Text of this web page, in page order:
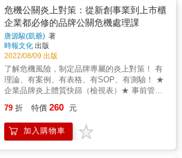
鈔機」的十一條金律 & 如果你是學生，奧格威
帶領你學習如何思考與行動。 如果你是小資創
業者，奧格威分享他如何爭取客戶，從零到
有。 如果你是消費者，他為你解密品牌行銷。
如果你是行銷人，他教你「如何抓住人心」。
如果你是企業家，這是一堂價值億萬的經營
課。 如果你正在找人生方向，看了他的故事，
你會找到力量，為自己創造渴望的生活。
法」。 【16～20章】用「其他技巧」輔助文案
具體來說，即「活動企劃」、「廣告測試」、
「版面裝飾」、「心理學技巧」、「傳統紙媒
與網路的異同」，全是提升廣告效益的重要拼
圖。 對行銷文案一竅不通的初學者，學完之後
馬上成功： ˙照護機構在人事經費縮減80%的情
況下，成功透過徵人廣告徵得所需的優秀人
才。 ˙在疫情衝擊下開幕的健身房，成功透過IG
報訂閱戶送出線上減重諮詢簡章，有3人簽約報
面上的幾行文案，販售數字就比去年同月多出
10倍。 ˙平均有10人來參加就很棒的冷門講座，
成功募得130人參與聆聽。 ˙第一次使用聯盟行
者檢討檢過程中的實際體驗，傳授操作人員編
織故事的技巧。他們對孩童說：「現在開始乘
坐海盜船囉，小心不能被海盜發現！」結果，
需要施打鎮定劑的孩童比例降至1成。有位剛做
完檢查的小女孩竟然還說：「媽媽，我明天可
以再來這裡喔！」 & ◎好故事的行銷威力二 法
國LV品牌有一款「80年不會漏水的皮箱」，其
實這也是個好故事： 市面上的皮箱有上萬種，
但你聽完這個故事後，可能會覺得這個皮箱最
厲害，因為在鐵達尼號沉沒80年後的一次探勘
家當飄洋過海的LV硬殼行李箱，撬開一看，
「哇！裡面竟然連一滴海水都沒有滲進去」。
從此，LV更加聲名大噪，成為擁有眾多忠實粉
危機公關炎上對策：從新創事業到上市櫃
企業都必修的品牌公關危機處理課
唐源駿(凱爺) 著
時報文化 出版
2022/08/09 出版
了解危機風險，制定品牌專屬的炎上對策！ 有
理論、有案例、有表格、有SOP、有測驗！ ★
企業品牌炎上體質快篩（檢視表）★ 事前管
世代電商、KOL必看！ ● 零時差網路時代，危
機處理總盤點！ ● 理論與實務SOP，滅火技
能，完整傳授！ ● 4大業別、6個案例，實戰分
79 折 特價 260 元
加入購物車